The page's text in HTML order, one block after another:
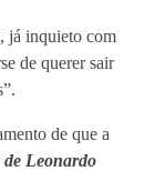
já inquieto com
de querer sair
de que a
de Leonardo